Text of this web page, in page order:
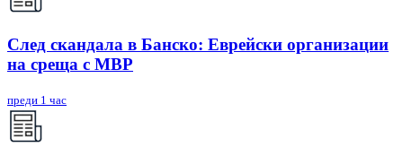
След скандала в Банско: Eврейски организации
на среща с МВР
преди 1 час